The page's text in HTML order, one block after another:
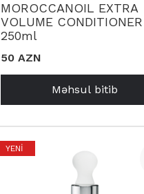
MOROCCANOIL EXTRA
VOLUME CONDITIONER
250ml
50 AZN
Məhsul bitib
YENI